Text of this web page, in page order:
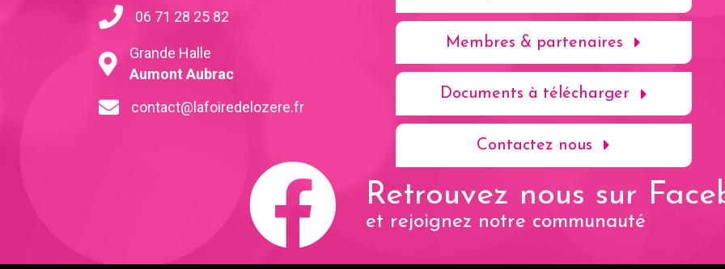
06 71 28 25 82
Grande Halle
Aumont Aubrac
contact@lafoiredelozere.fr
Membres & partenaires
Documents à télécharger
Contactez nous
Retrouvez nous sur
et rejoignez notre communauté